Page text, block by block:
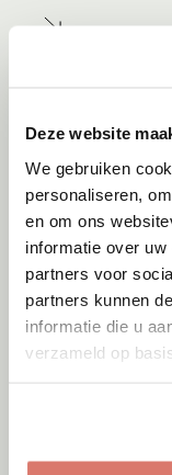
Deze website
We gebruiken
personaliseren,
en om ons
informatie over
partners voor
partners kunnen
informatie die u
verzameld op